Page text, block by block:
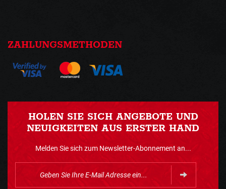
ZAHLUNGSMETHODEN
HOLEN SIE SICH ANGEBOTE UND
NEUIGKEITEN AUS ERSTER HAND
Melden Sie sich zum Newsletter-Abonnement an...